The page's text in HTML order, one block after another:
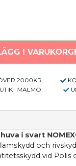
I
2000KR
I MALMÖ
i svart
och
vid Polis